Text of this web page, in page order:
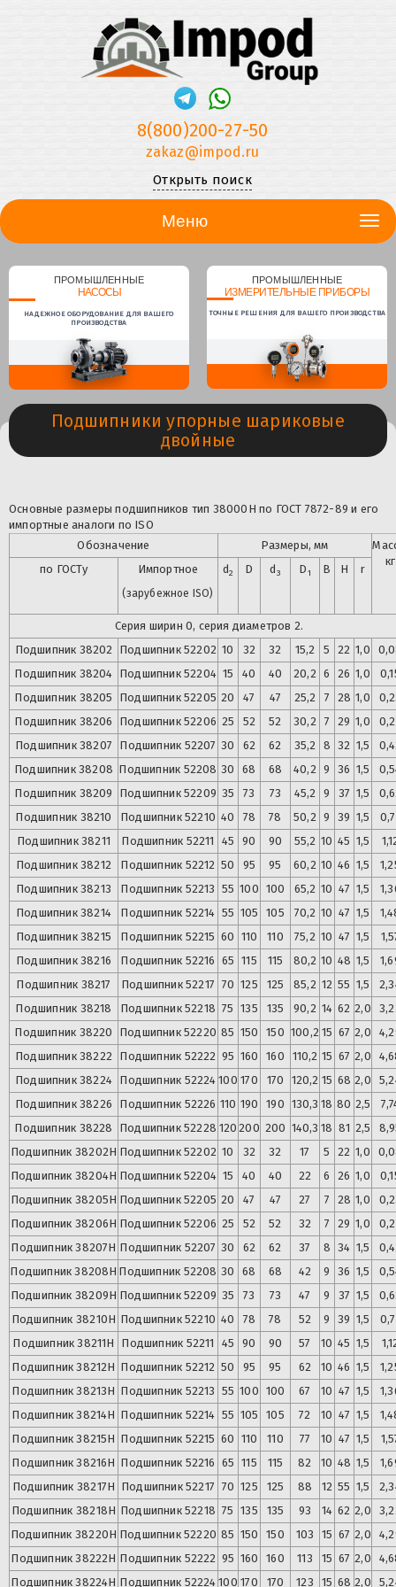
8(800)200-27-50
zakaz@impod.ru
Открыть поиск
Меню
ПРОМЫШЛЕННЫЕ
НАСОСЫ
НАДЕЖНОЕ ОБОРУДОВАНИЕ ДЛЯ ВАШЕГО
ПРОИЗВОДСТВА
ПРОМЫШЛЕННЫЕ
ИЗМЕРИТЕЛЬНЫЕ ПРИБОРЫ
ТОЧНЫЕ РЕШЕНИЯ ДЛЯ ВАШЕГО ПРОИЗВОДСТВА
Подшипники упорные шариковые
двойные
Основные размеры подшипников тип 38000Н по ГОСТ 7872-89 и его
импортные аналоги по ISO
Обозначение
Размеры, мм
кг
по ГОСТу Импортное
(зарубежное ISO)
d2 D d3 D1 B H r
Серия ширин 0, серия диаметров 2.
Подшипник 38202 Подшипник 52202 10 32 32 15,2 5 22 1,0
Подшипник 38204 Подшипник 52204 15 40 40 20,2 6 26 1,0
Подшипник 38205 Подшипник 52205 20 47 47 25,2 7 28 1,0
Подшипник 38206 Подшипник 52206 25 52 52 30,2 7 29 1,0
Подшипник 38207 Подшипник 52207 30 62 62 35,2 8 32 1,5
Подшипник 38208 Подшипник 52208 30 68 68 40,2 9 36 1,5
Подшипник 38209 Подшипник 52209 35 73 73 45,2 9 37 1,5
Подшипник 38210 Подшипник 52210 40 78 78 50,2 9 39 1,5
Подшипник 38211 Подшипник 52211 45 90 90 55,2 10 45 1,5
Подшипник 38212 Подшипник 52212 50 95 95 60,2 10 46 1,5
Подшипник 38213 Подшипник 52213 55 100 100 65,2 10 47 1,5
Подшипник 38214 Подшипник 52214 55 105 105 70,2 10 47 1,5
Подшипник 38215 Подшипник 52215 60 110 110 75,2 10 47 1,5
Подшипник 38216 Подшипник 52216 65 115 115 80,2 10 48 1,5
Подшипник 38217 Подшипник 52217 70 125 125 85,2 12 55 1,5
Подшипник 38218 Подшипник 52218 75 135 135 90,2 14 62 2,0
Подшипник 38220 Подшипник 52220 85 150 150 100,2 15 67 2,0
Подшипник 38222 Подшипник 52222 95 160 160 110,2 15 67 2,0
Подшипник 38224 Подшипник 52224 100 170 170 120,2 15 68 2,0
Подшипник 38226 Подшипник 52226 110 190 190 130,3 18 80 2,5
Подшипник 38228 Подшипник 52228 120 200 200 140,3 18 81 2,5
Подшипник 38202Н Подшипник 52202 10 32 32 17 5 22 1,0
Подшипник 38204Н Подшипник 52204 15 40 40 22 6 26 1,0
Подшипник 38205Н Подшипник 52205 20 47 47 27 7 28 1,0
Подшипник 38206Н Подшипник 52206 25 52 52 32 7 29 1,0
Подшипник 38207Н Подшипник 52207 30 62 62 37 8 34 1,5
Подшипник 38208Н Подшипник 52208 30 68 68 42 9 36 1,5
Подшипник 38209Н Подшипник 52209 35 73 73 47 9 37 1,5
Подшипник 38210Н Подшипник 52210 40 78 78 52 9 39 1,5
Подшипник 38211Н Подшипник 52211 45 90 90 57 10 45 1,5
Подшипник 38212Н Подшипник 52212 50 95 95 62 10 46 1,5
Подшипник 38213Н Подшипник 52213 55 100 100 67 10 47 1,5
Подшипник 38214Н Подшипник 52214 55 105 105 72 10 47 1,5
Подшипник 38215Н Подшипник 52215 60 110 110 77 10 47 1,5
Подшипник 38216Н Подшипник 52216 65 115 115 82 10 48 1,5
Подшипник 38217Н Подшипник 52217 70 125 125 88 12 55 1,5
Подшипник 38218Н Подшипник 52218 75 135 135 93 14 62 2,0
Подшипник 38220Н Подшипник 52220 85 150 150 103 15 67 2,0
Подшипник 38222Н Подшипник 52222 95 160 160 113 15 67 2,0
Подшипник 38224Н Подшипник 52224 100 170 170 123 15 68 2,0